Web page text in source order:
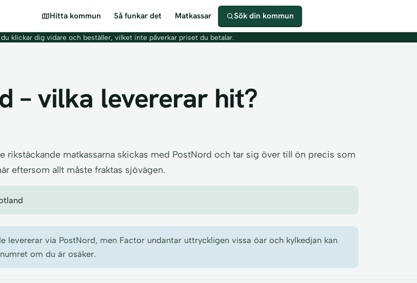
Hitta kommun Så funkar det Matkassar Sök din kommun
klickar dig vidare och beställer, vilket inte påverkar priset du betalar.
– vilka levererar hit?
rikstäckande matkassarna skickas med PostNord och tar sig över till ön precis som
eftersom allt måste fraktas sjövägen.
levererar via PostNord, men Factor undantar uttryckligen vissa öar och kylkedjan kan
om du är osäker.